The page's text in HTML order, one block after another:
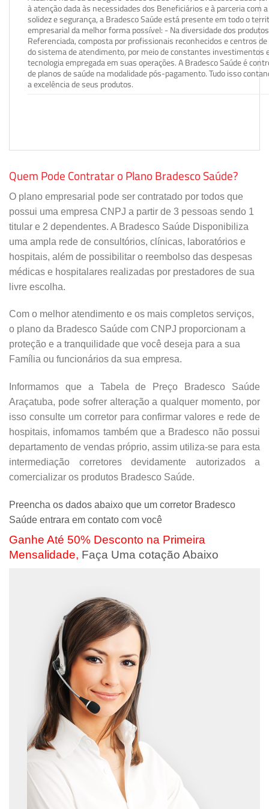
à atenção dada às necessidades dos Beneficiários e à parceria com
solidez e segurança, a Bradesco Saúde está presente em todo o
empresarial da melhor forma possível: - Na diversidade dos
Referenciada, composta por profissionais reconhecidos e centros
do sistema de atendimento, por meio de constantes investimentos
tecnologia empregada em suas operações. A Bradesco Saúde é
de planos de saúde na modalidade pós-pagamento. Tudo isso
a excelência de seus produtos.
Quem Pode Contratar o Plano Bradesco Saúde?
O plano empresarial pode ser contratado por todos que
possui uma empresa CNPJ a partir de 3 pessoas sendo 1
titular e 2 dependentes. A Bradesco Saúde Disponibiliza
uma ampla rede de consultórios, clínicas, laboratórios e
hospitais, além de possibilitar o reembolso das despesas
médicas e hospitalares realizadas por prestadores de sua
livre escolha.
Com o melhor atendimento e os mais completos serviços,
o plano da Bradesco Saúde com CNPJ proporcionam a
proteção e a tranquilidade que você deseja para a sua
Família ou funcionários da sua empresa.
Informamos que a Tabela de Preço Bradesco Saúde
Araçatuba, pode sofrer alteração a qualquer momento, por
isso consulte um corretor para confirmar valores e rede de
hospitais, infomamos também que a Bradesco não possui
departamento de vendas próprio, assim utiliza-se para esta
intermediação corretores devidamente autorizados a
comercializar os produtos Bradesco Saúde.
Preencha os dados abaixo que um corretor Bradesco
Saúde entrara em contato com você
Ganhe Até 50% Desconto na Primeira
Mensalidade, Faça Uma cotação Abaixo